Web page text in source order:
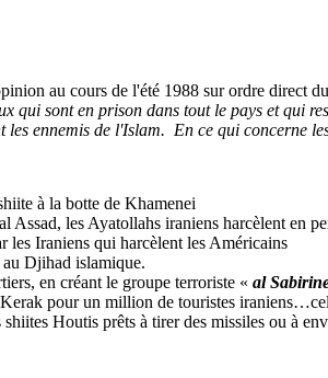
au cours de l'été 1988 sur ordre direct du
qui sont en prison dans tout le pays et qui
les ennemis de l'Islam. En ce qui concerne
à la botte de Khamenei
Assad, les Ayatollahs iraniens harcèlenten
les Iraniens qui harcèlentlesAméricains
Djihad islamique.
, en créantle groupe terroriste « al
Kerak pour un million de touristes iraniens…
shiites Houtis prêts à tirerdes missiles ou à